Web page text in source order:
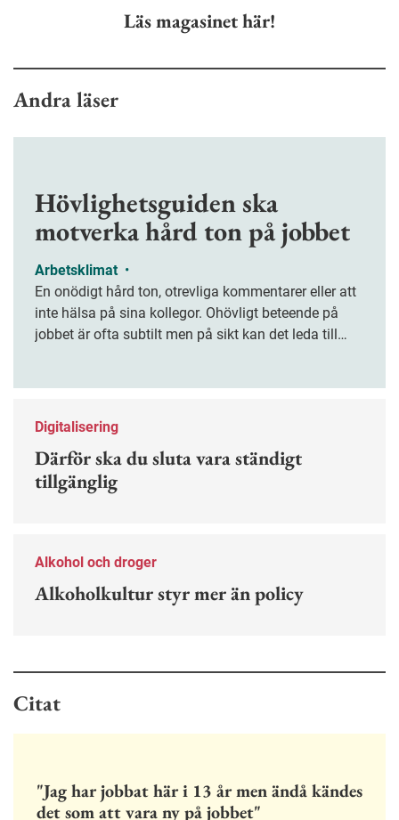
Läs magasinet här!
Andra läser
Hövlighetsguiden ska
motverka hård ton på jobbet
Arbetsklimat •
En onödigt hård ton, otrevliga kommentarer eller att
inte hälsa på sina kollegor. Ohövligt beteende på
jobbet är ofta subtilt men på sikt kan det leda till
Digitalisering
Därför ska du sluta vara ständigt
tillgänglig
Alkohol och droger
Alkoholkultur styr mer än policy
Citat
"Jag har jobbat här i 13 år men ändå kändes
det som att vara ny på jobbet"